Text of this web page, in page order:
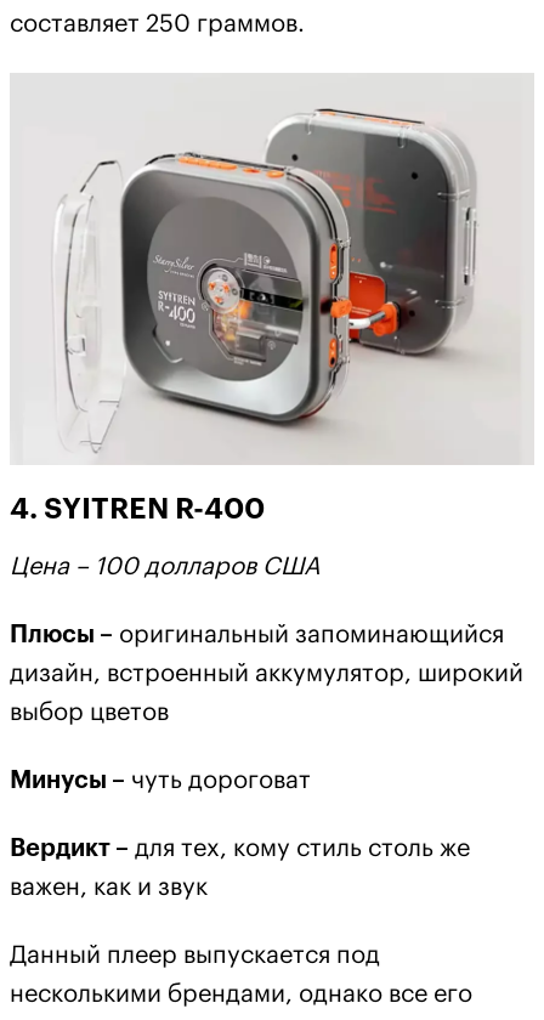
составляет 250 граммов.
4. SYITREN R-400
Цена – 100 долларов США
Плюсы – оригинальный запоминающийся
дизайн, встроенный аккумулятор, широкий
выбор цветов
Минусы – чуть дороговат
Вердикт – для тех, кому стиль столь же
важен, как и звук
Данный плеер выпускается под
несколькими брендами, однако все его